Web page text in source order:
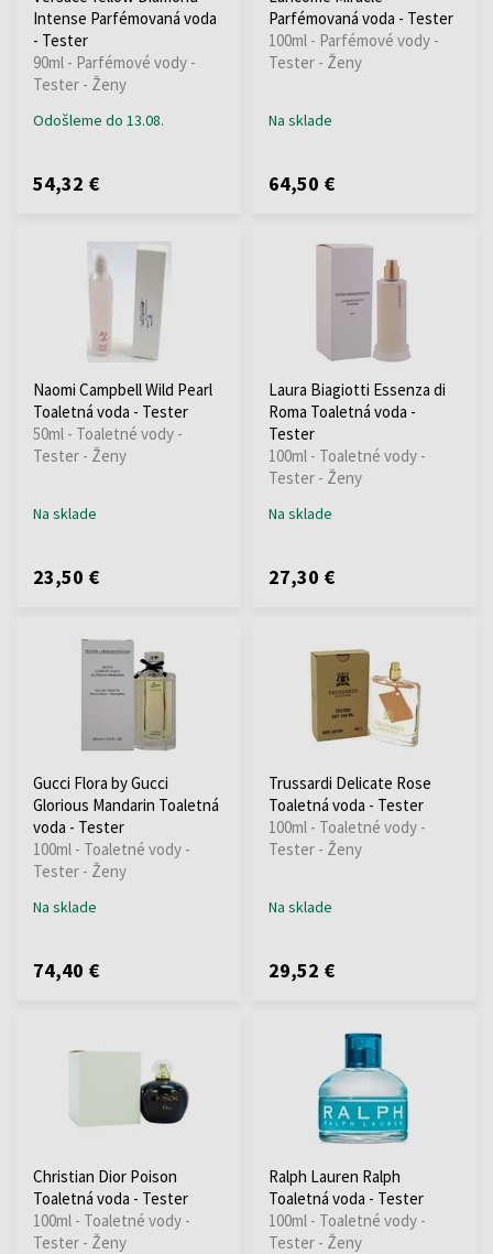
Intense Parfémovaná voda
- Tester
90ml - Parfémové vody -
Tester - Ženy
Odošleme do 13.08.
54,32 €
Parfémovaná voda - Tester
100ml - Parfémové vody -
Tester - Ženy
Na sklade
64,50 €
Naomi Campbell Wild Pearl
Toaletná voda - Tester
50ml - Toaletné vody -
Tester - Ženy
Na sklade
23,50 €
Laura Biagiotti Essenza di
Roma Toaletná voda -
Tester
100ml - Toaletné vody -
Tester - Ženy
Na sklade
27,30 €
Gucci Flora by Gucci
Glorious Mandarin Toaletná
voda - Tester
100ml - Toaletné vody -
Tester - Ženy
Na sklade
74,40 €
Trussardi Delicate Rose
Toaletná voda - Tester
100ml - Toaletné vody -
Tester - Ženy
Na sklade
29,52 €
Christian Dior Poison
Toaletná voda - Tester
100ml - Toaletné vody -
Tester - Ženy
Ralph Lauren Ralph
Toaletná voda - Tester
100ml - Toaletné vody -
Tester - Ženy